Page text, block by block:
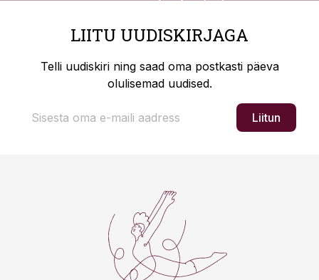
LIITU UUDISKIRJAGA
Telli uudiskiri ning saad oma postkasti päeva
olulisemad uudised.
Liitun